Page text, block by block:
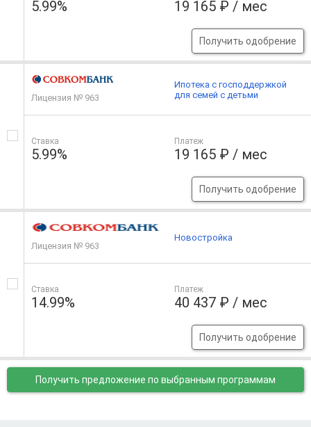
5.99% 19 165 ₽ / мес
Получить одобрение
Лицензия № 963
Ставка
5.99%
Платеж
19 165 ₽ / мес
Получить одобрение
Ипотека с господдержкой
для семей с детьми
Лицензия № 963
Ставка
14.99%
Платеж
40 437 ₽ / мес
Получить одобрение
Новостройка
Получить предложение по выбранным программам